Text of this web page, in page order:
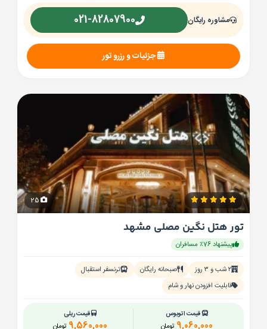
مشاوره رایگان 021-82807900
جزئیات و رزرو تور
تور هتل نگین مصلی مشهد
پیشنهاد 76٪ مسافران
۲ شب و ۳ روز صبحانه رایگان
ترنسفر استقبال
قابلیت افزودن نهار و شام
قیمت اتوبوس
تومان 9,060,000
قیمت ریلی
تومان 9,560,000